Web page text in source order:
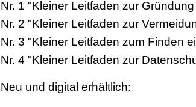
Nr. 1 "Kleiner Leitfaden zur
Nr. 2 "Kleiner Leitfaden zur
Nr. 3 "Kleiner Leitfaden zum Finden
Nr. 4 "Kleiner Leitfaden zur
Neu und digital erhältlich: